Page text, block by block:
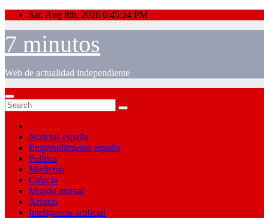
Skip
content
Sat. Aug 8th, 2026 6:45:24 PM
7 minutos
Web de actualidad independiente
Noticias españa
Emprendimiento españa
Política
Medicina
Ciéncia
Mundo animal
Artistas
Inteligencia artificial